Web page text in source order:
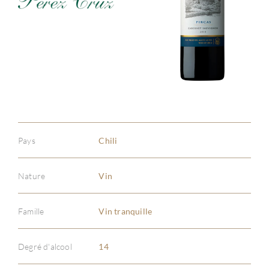
Pays Chili
Nature Vin
Famille Vin tranquille
Degré d'alcool 14